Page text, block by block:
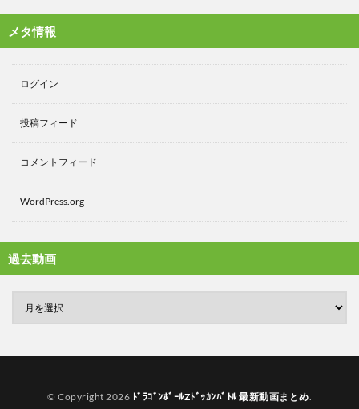
メタ情報
ログイン
投稿フィード
コメントフィード
WordPress.org
過去動画
© Copyright 2026 ﾄﾞﾗｺﾞﾝﾎﾞｰﾙZﾄﾞｯｶﾝﾊﾞﾄﾙ 最新動画まとめ